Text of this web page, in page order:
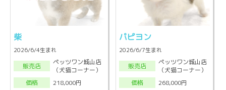
柴
2026/6/4生まれ
販売店
ペッツワン城山店
（犬猫コーナー）
価格
218,000円
パピヨン
2026/6/7生まれ
販売店
ペッツワン城山店
（犬猫コーナー）
価格
268,000円